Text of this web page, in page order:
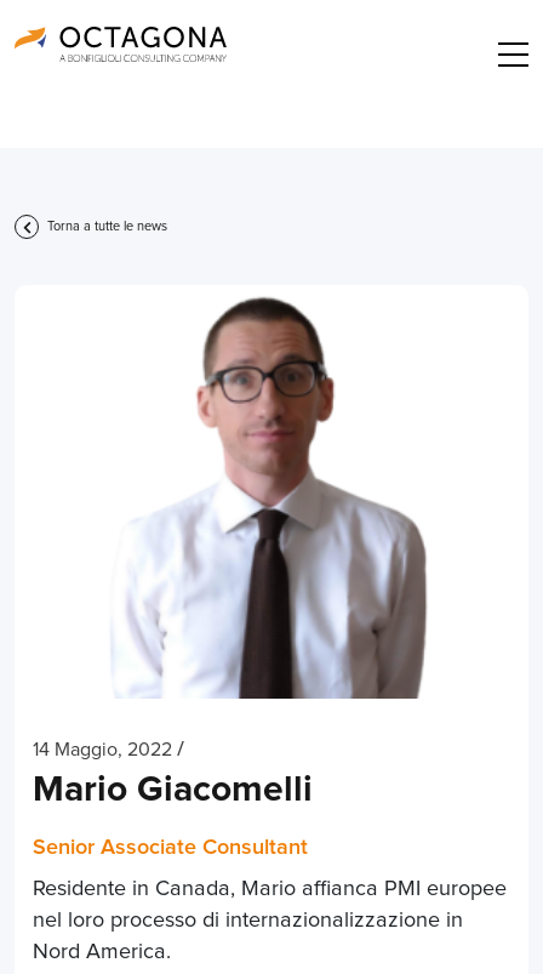
Torna a tutte le news
14 Maggio, 2022 /
Mario Giacomelli
Senior Associate Consultant
Residente in Canada, Mario affianca PMI europee
nel loro processo di internazionalizzazione in
Nord America.